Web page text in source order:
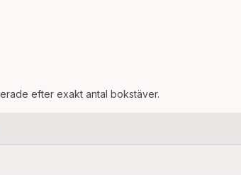
efter exakt antal bokstäver.